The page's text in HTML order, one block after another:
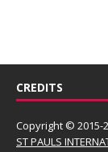
CREDITS
Copyright © 2015-
ST PAULS